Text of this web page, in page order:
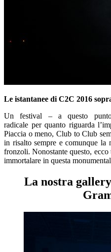
Le istantanee di C2C 2016
Un festival – a questo
radicale per quanto riguarda
Piaccia o meno, Club to Club
in risalto sempre e comunque la
fronzoli. Nonostante questo,
immortalare in questa
La nostra